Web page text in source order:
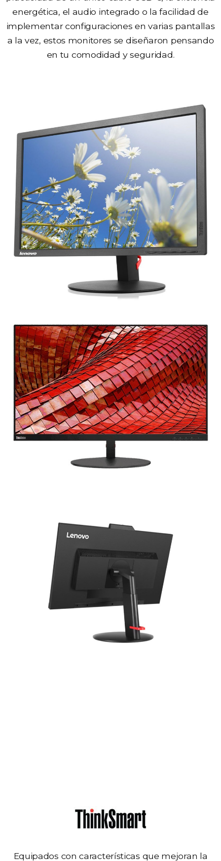
energética, el audio integrado o la facilidad de
implementar configuraciones en varias pantallas
a la vez, estos monitores se diseñaron pensando
en tu comodidad y seguridad.
Equipados con características que mejoran la